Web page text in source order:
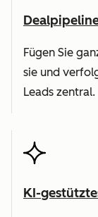
Fügen Sie
sie und
Leads zentral.
KI-